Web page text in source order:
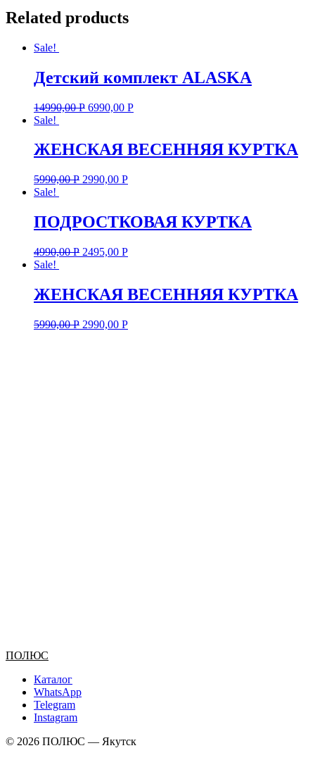
Related products
Sale!
Детский комплект ALASKA
14990,00Р 6990,00 Р
Sale!
ЖЕНСКАЯ ВЕСЕННЯЯ КУРТКА
5990,00Р 2990,00 Р
Sale!
ПОДРОСТКОВАЯ КУРТКА
4990,00Р 2495,00 Р
Sale!
ЖЕНСКАЯ ВЕСЕННЯЯ КУРТКА
5990,00Р 2990,00 Р
ПОЛЮС
Каталог
WhatsApp
Telegram
Instagram
© 2026 ПОЛЮС — Якутск